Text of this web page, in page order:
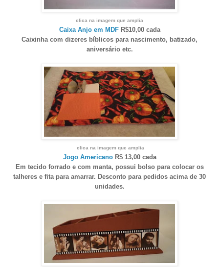
clica na imagem que amplia
Caixa Anjo em MDFR$10,00 cada
Caixinha com dizeres bíblicos para nascimento, batizado,
aniversário etc.
clica na imagem que amplia
Jogo AmericanoR$ 13,00 cada
Em tecido forrado e com manta, possui bolso para colocar os
talheres e fita para amarrar. Desconto para pedidos acima de 30
unidades.